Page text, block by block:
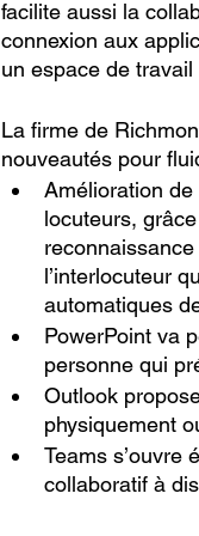
facilite aussi la
connexion aux
un espace de
La firme de
nouveautés pour
Amélioration
locuteurs,
l’interlocuteur
automatiques
PowerPoint va
personne qui
Outlook
physiquement
Teams s’ouvre
collaboratif à